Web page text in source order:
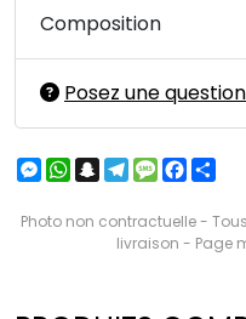
Composition
Posez une question
Messenger
WhatsApp
Snapchat
Telegram
Message
Photo non contractuelle -
livraison - Page